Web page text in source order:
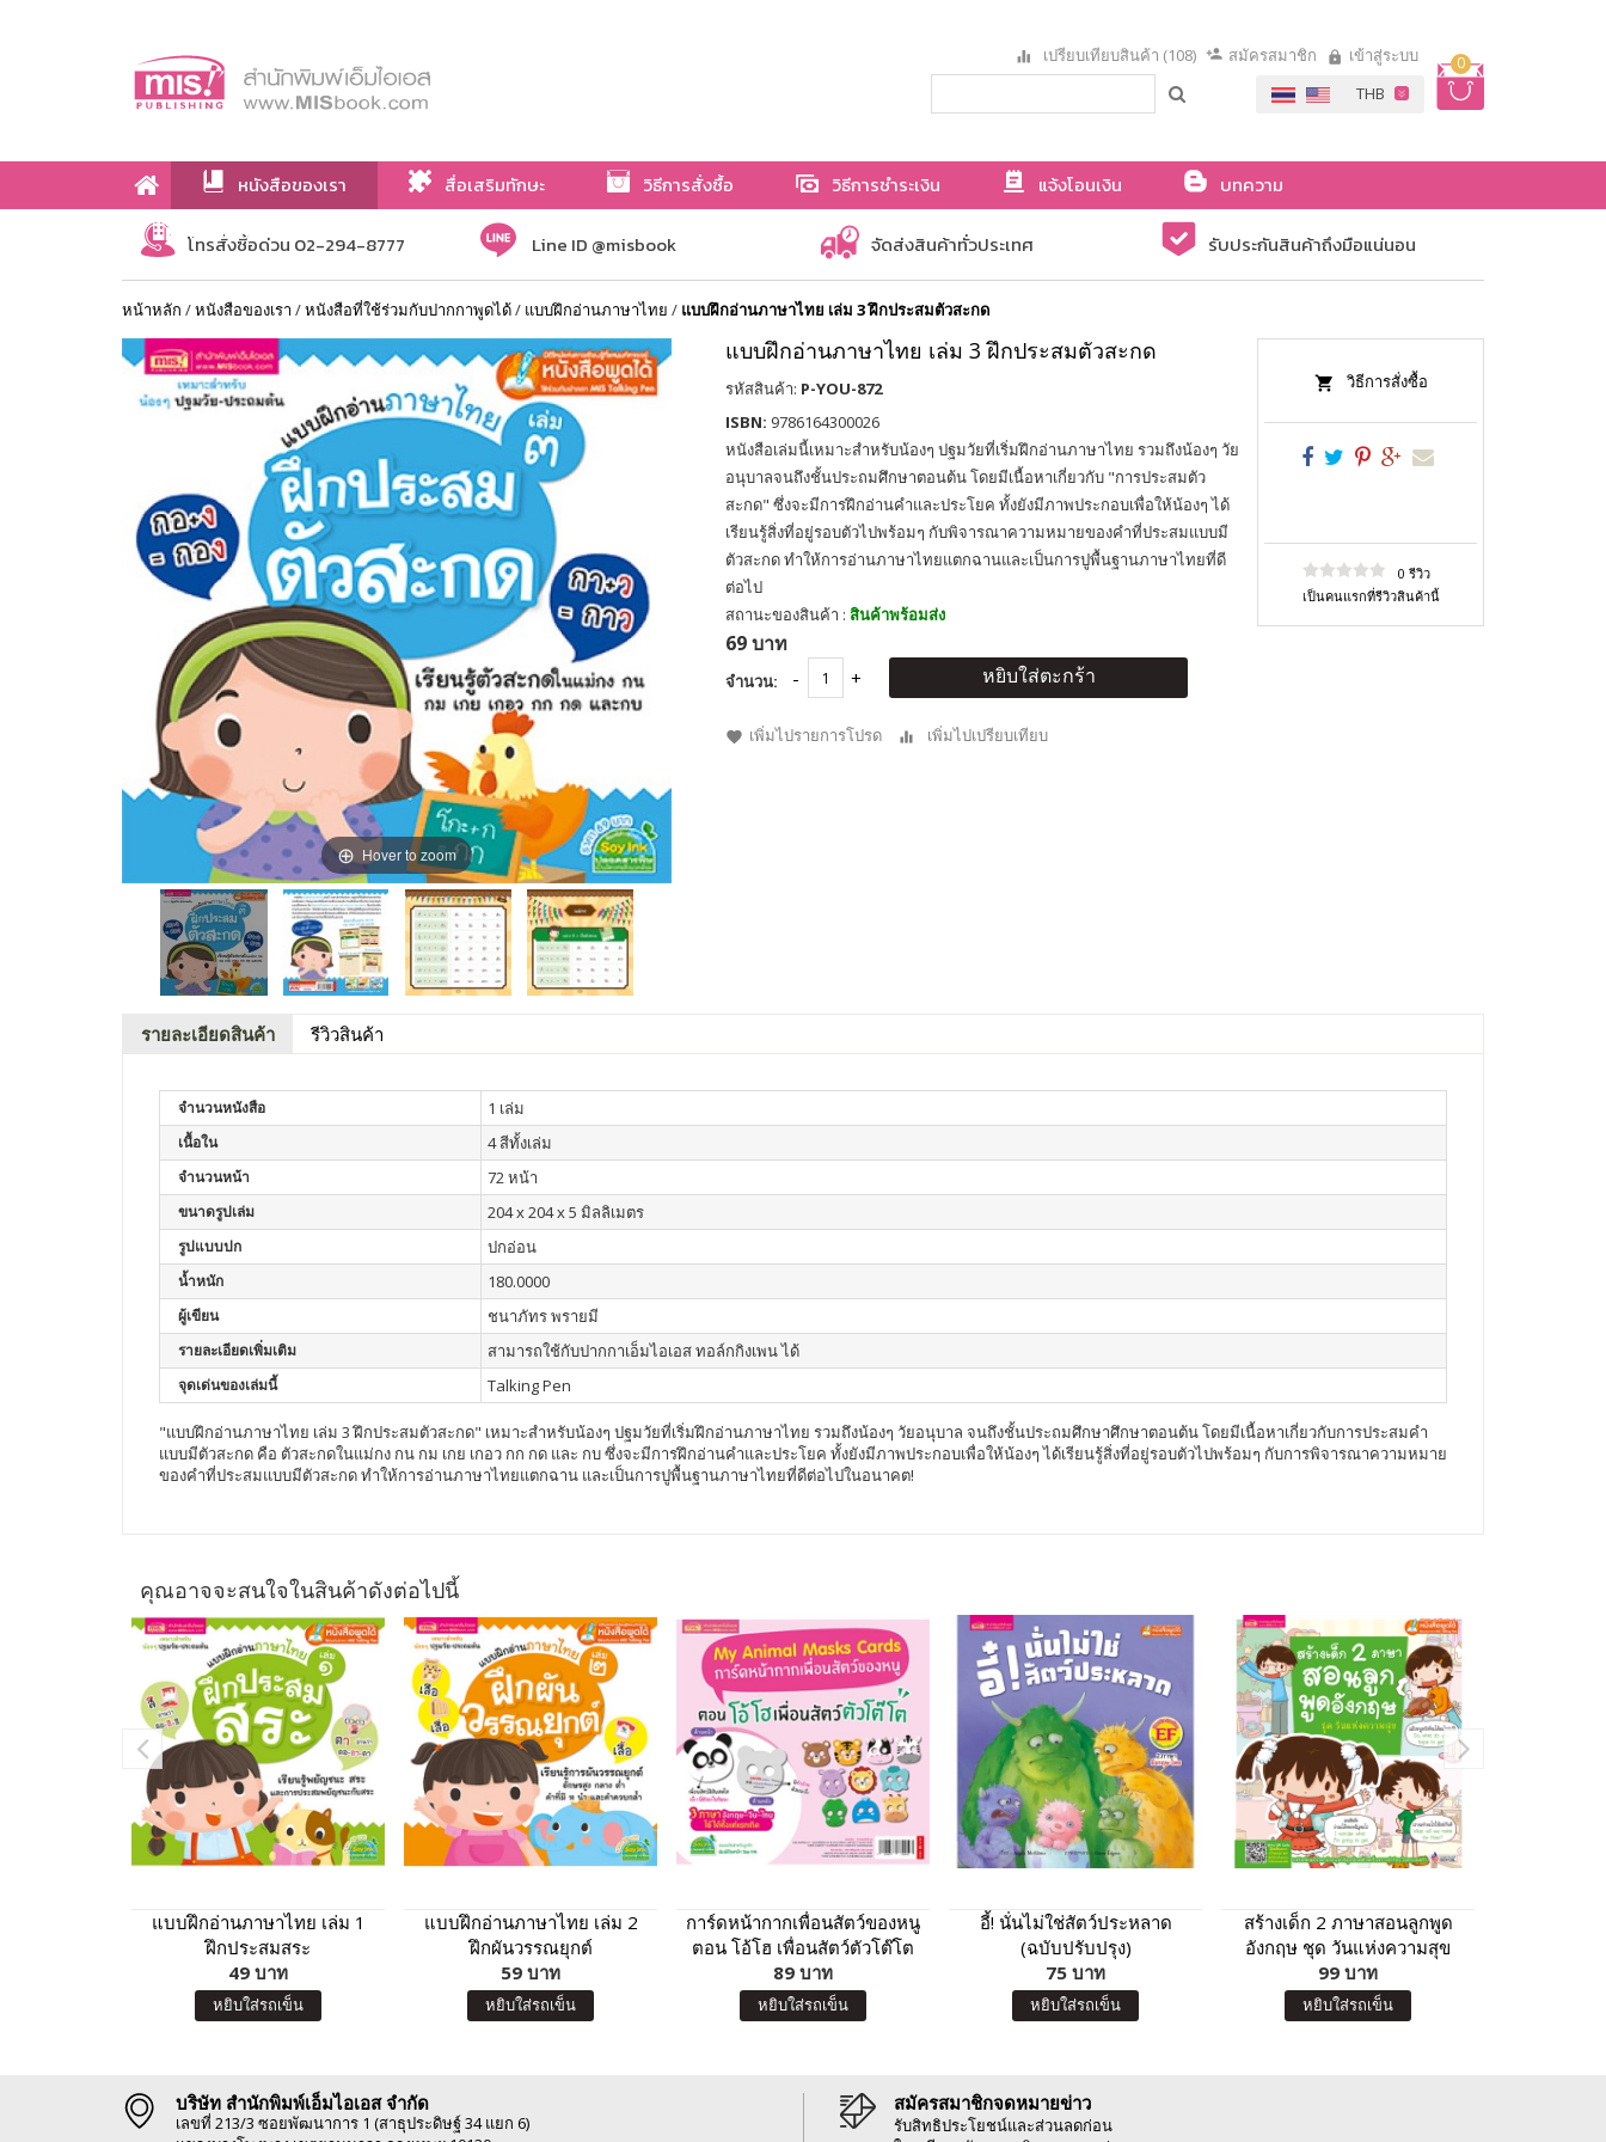
0
เปรียบเทียบสินค้า (108) สมัครสมาชิก เข้าสู่ระบบ
หนังสือของเรา สื่อเสริมทักษะ วิธีการสั่งซื้อ วิธีการชำระเงิน แจ้งโอนเงิน
บทความ
เกี่ยวกับเรา
โทรสั่งซื้อด่วน 02-294-8777 Line ID @misbook จัดส่งสินค้าทั่วประเทศ รับประกันสินค้าถึงมือแน่นอน
หน้าหลัก /หนังสือของเรา /หนังสือที่ใช้ร่วมกับปากกาพูดได้/ แบบฝึกอ่านภาษาไทย / แบบฝึกอ่านภาษาไทย เล่ม 3 ฝึกประสมตัวสะกด
Hover to zoom
แบบฝึกอ่านภาษาไทย เล่ม 3 ฝึกประสมตัวสะกด
รหัสสินค้า: P-YOU-872
ISBN: 9786164300026
หนังสือเล่มนี้เหมาะสำหรับน้องๆ ปฐมวัยที่เริ่มฝึกอ่านภาษาไทย รวมถึงน้องๆ วัย
อนุบาลจนถึงชั้นประถมศึกษาตอนต้น โดยมีเนื้อหาเกี่ยวกับ "การประสมตัว
สะกด" ซึ่งจะมีการฝึกอ่านคำและประโยค ทั้งยังมีภาพประกอบเพื่อให้น้องๆ ได้
เรียนรู้สิ่งที่อยู่รอบตัวไปพร้อมๆ กับพิจารณาความหมายของคำที่ประสมแบบมี
ตัวสะกด ทำให้การอ่านภาษาไทยแตกฉานและเป็นการปูพื้นฐานภาษาไทยที่ดี
ต่อไป
สถานะของสินค้า : สินค้าพร้อมส่ง
69 บาท
จำนวน: หยิบใส่ตะกร้า
เพิ่มไปรายการโปรด เพิ่มไปเปรียบเทียบ
วิธีการสั่งซื้อ
0 รีวิว
เป็นคนแรกที่รีวิวสินค้านี้
รายละเอียดสินค้า รีวิวสินค้า
จำนวนหนังสือ 1 เล่ม
เนื้อใน 4 สีทั้งเล่ม
จำนวนหน้า 72 หน้า
ขนาดรูปเล่ม 204 x 204 x 5 มิลลิเมตร
รูปแบบปก ปกอ่อน
น้ำหนัก 180.0000
ผู้เขียน ชนาภัทร พรายมี
รายละเอียดเพิ่มเติม สามารถใช้กับปากกาเอ็มไอเอส ทอล์กกิงเพน ได้
จุดเด่นของเล่มนี้ Talking Pen
"แบบฝึกอ่านภาษาไทย เล่ม 3 ฝึกประสมตัวสะกด" เหมาะสำหรับน้องๆ ปฐมวัยที่เริ่มฝึกอ่านภาษาไทย รวมถึงน้องๆ วัยอนุบาล จนถึงชั้นประถมศึกษาศึกษาตอนต้น โดยมีเนื้อหาเกี่ยวกับการประสมคำ
แบบมีตัวสะกด คือ ตัวสะกดในแม่กง กน กม เกย เกอว กก กด และ กบ ซึ่งจะมีการฝึกอ่านคำและประโยค ทั้งยังมีภาพประกอบเพื่อให้น้องๆ ได้เรียนรู้สิ่งที่อยู่รอบตัวไปพร้อมๆ กับการพิจารณาความหมาย
ของคำที่ประสมแบบมีตัวสะกด ทำให้การอ่านภาษาไทยแตกฉาน และเป็นการปูพื้นฐานภาษาไทยที่ดีต่อไปในอนาคต!
คุณอาจจะสนใจในสินค้าดังต่อไปนี้
แบบฝึกอ่านภาษาไทย เล่ม 1
ฝึกประสมสระ
49 บาท
หยิบใส่รถเข็น
แบบฝึกอ่านภาษาไทย เล่ม 2
ฝึกผันวรรณยุกต์
59 บาท
หยิบใส่รถเข็น
การ์ดหน้ากากเพื่อนสัตว์ของหนู
ตอน โอ้โฮ เพื่อนสัตว์ตัวโต๊โต
89 บาท
หยิบใส่รถเข็น
อี้! นั่นไม่ใช่สัตว์ประหลาด
(ฉบับปรับปรุง)
75 บาท
หยิบใส่รถเข็น
สร้างเด็ก 2 ภาษาสอนลูกพูด
อังกฤษ ชุด วันแห่งความสุข
(ฉบับปรับปรุง)
99 บาท
หยิบใส่รถเข็น
บริษัท สำนักพิมพ์เอ็มไอเอส จำกัด
เลขที่ 213/3 ซอยพัฒนาการ 1 (สาธุประดิษฐ์ 34 แยก 6)
สมัครสมาชิกจดหมายข่าว
รับสิทธิประโยชน์และส่วนลดก่อน